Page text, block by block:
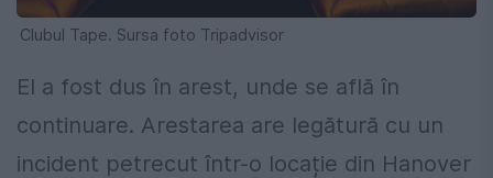
Clubul Tape. Sursa foto Tripadvisor
El a fost dus în arest, unde se află în
continuare. Arestarea are legătură cu un
incident petrecut într-o locație din Hanover